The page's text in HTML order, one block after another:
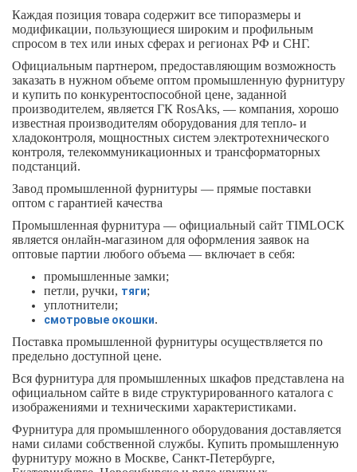
Каждая позиция товара содержит все типоразмеры и
модификации, пользующиеся широким и профильным
спросом в тех или иных сферах и регионах РФ и СНГ.
Официальным партнером, предоставляющим возможность
заказать в нужном объеме оптом промышленную фурнитуру
и купить по конкурентоспособной цене, заданной
производителем, является ГК RosAks, — компания, хорошо
известная производителям оборудования для тепло- и
хладоконтроля, мощностных систем электротехнического
контроля, телекоммуникационных и трансформаторных
подстанций.
Завод промышленной фурнитуры — прямые поставки
оптом с гарантией качества
Промышленная фурнитура — официальный сайт TIMLOCK
является онлайн-магазином для оформления заявок на
оптовые партии любого объема — включает в себя:
промышленные замки;
петли, ручки, тяги;
уплотнители;
смотровые окошки.
Поставка промышленной фурнитуры осуществляется по
предельно доступной цене.
Вся фурнитура для промышленных шкафов представлена на
официальном сайте в виде структурированного каталога с
изображениями и техническими характеристиками.
Фурнитура для промышленного оборудования доставляется
нами силами собственной службы. Купить промышленную
фурнитуру можно в Москве, Санкт-Петербурге,